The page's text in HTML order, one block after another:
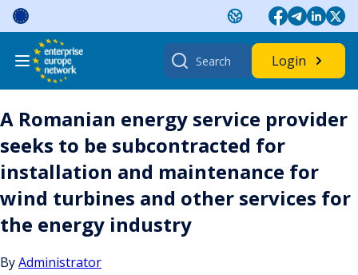
Skip
content
Search
for:
Login
A Romanian energy service provider
seeks to be subcontracted for
installation and maintenance for
wind turbines and other services for
the energy industry
ByAdministrator